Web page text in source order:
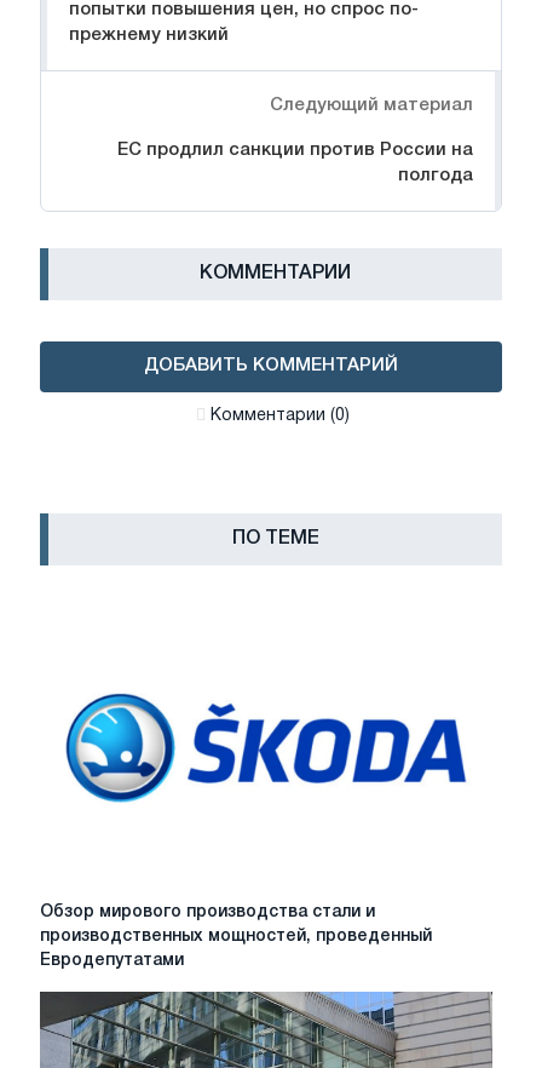
попытки повышения цен, но спрос по-
прежнему низкий
Следующий материал
ЕС продлил санкции против России на
полгода
КОММЕНТАРИИ
ДОБАВИТЬ КОММЕНТАРИЙ
Комментарии (0)
ПО ТЕМЕ
Обзор
мирового
производства
производственных
мощностей,
Обзор мирового производства стали и
производственных мощностей, проведенный
Евродепутатами